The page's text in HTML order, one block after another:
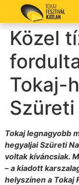
Közel
Tokaj-
Tokaj legnagyobb
hegyaljai Szüreti
voltak kíváncsiak.
– a kiadott
helyszínen a Tokaj